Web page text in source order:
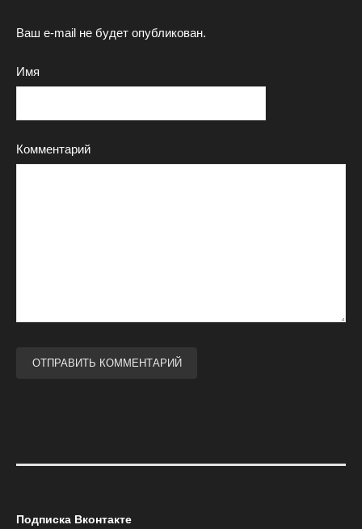
Ваш e-mail не будет опубликован.
Имя
Комментарий
Подписка Вконтакте